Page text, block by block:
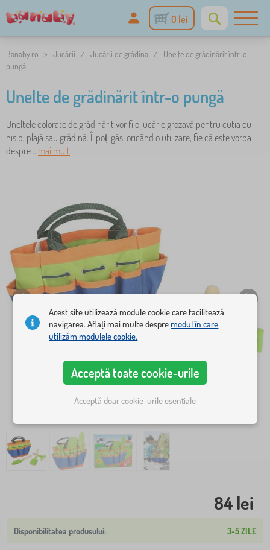
0 lei
Banaby.ro » Jucării / Jucării de grădina /
Unelte de grădinărit într-o
pungă
Unelte de grădinărit într-o pungă
Uneltele colorate de grădinărit vor fi o jucărie grozavă pentru cutia cu
nisip, plajă sau grădină. Îi poți găsi oricând o utilizare, fie că este vorba
despre .. mai mult
84 lei
3-5 ZILE
Acest site utilizează module cookie care facilitează
navigarea. Aflați mai multe despremodul în care
utilizăm modulele cookie.
Acceptă toate cookie-urile
Acceptă doar cookie-urile esențiale